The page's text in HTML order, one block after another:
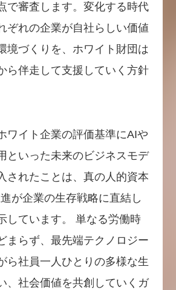
で審査します。変化する時代
ぞれの企業が自社らしい価値
境づくりを、ホワイト財団は
ら伴走して支援していく方針
ワイト企業の評価基準にAIや
といった未来のビジネスモデ
されたことは、真の人的資本
が企業の生存戦略に直結し
しています。 単なる労働時
まらず、最先端テクノロジー
ら社員一人ひとりの多様な生
、社会価値を共創していくガ